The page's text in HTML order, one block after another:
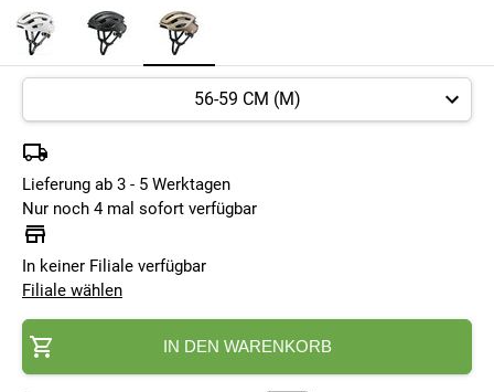
Lieferung ab 3 - 5 Werktagen
Nur noch 4 mal sofort verfügbar
In keiner Filiale verfügbar
Filiale wählen
IN DEN WARENKORB